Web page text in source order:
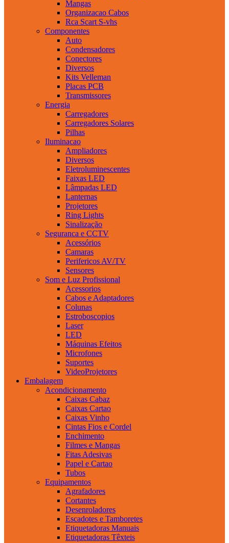
Mangas
Organizacao Cabos
Rca Scart S-vhs
Componentes
Auto
Condensadores
Conectores
Diversos
Kits Velleman
Placas PCB
Transmissores
Energia
Carregadores
Carregadores Solares
Pilhas
Iluminacao
Ampliadores
Diversos
Eletroluminescentes
Faixas LED
Lâmpadas LED
Lanternas
Projetores
Ring Lights
Sinalização
Seguranca e CCTV
Acessórios
Camaras
Perifericos AV/TV
Sensores
Som e Luz Profissional
Acessorios
Cabos e Adaptadores
Colunas
Estroboscopios
Laser
LED
Máquinas Efeitos
Microfones
Suportes
VideoProjetores
Embalagem
Acondicionamento
Caixas Cabaz
Caixas Cartao
Caixas Vinho
Cintas Fios e Cordel
Enchimento
Filmes e Mangas
Fitas Adesivas
Papel e Cartao
Tubos
Equipamentos
Agrafadores
Cortantes
Desenroladores
Escadotes e Tamboretes
Etiquetadoras Manuais
Etiquetadoras Têxteis